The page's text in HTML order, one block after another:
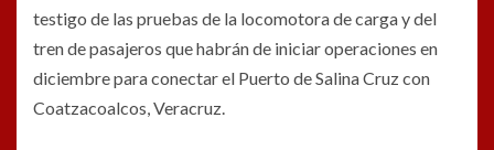
testigo de las pruebas de la locomotora de carga y del
tren de pasajeros que habrán de iniciar operaciones en
diciembre para conectar el Puerto de Salina Cruz con
Coatzacoalcos, Veracruz.